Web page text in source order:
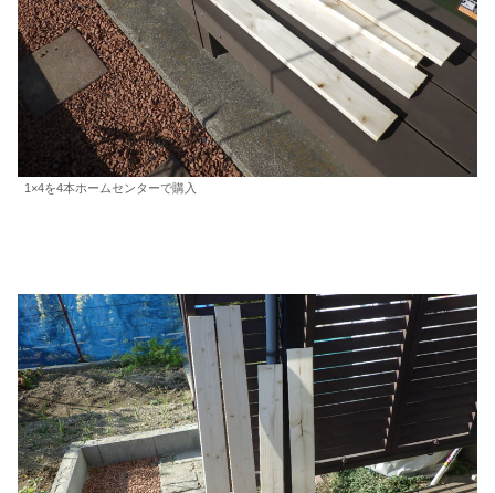
1×4を4本ホームセンターで購入